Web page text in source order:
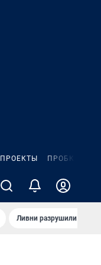
ПРОЕКТЫ ПРОБКИ
Ливни разрушили